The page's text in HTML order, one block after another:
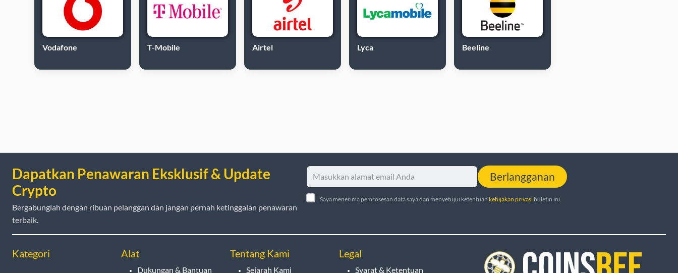
Vodafone T-Mobile Airtel Lyca Beeline
Dapatkan Penawaran Eksklusif & Update
Crypto
Bergabunglah dengan ribuan pelanggan dan jangan pernah ketinggalan penawaran
terbaik.
Berlangganan
Saya menerima pemrosesan data saya dan menyetujui ketentuan kebijakan privasibuletin ini.
Kategori Alat
Dukungan & Bantuan
Tentang Kami
Sejarah Kami
Legal
Syarat & Ketentuan